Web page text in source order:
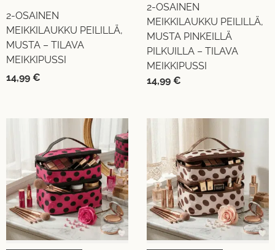
2-OSAINEN
MEIKKILAUKKU PEILILLÄ,
MUSTA – TILAVA
MEIKKIPUSSI
14,99 €
2-OSAINEN
MEIKKILAUKKU PEILILLÄ,
MUSTA PINKEILLÄ
PILKUILLA – TILAVA
MEIKKIPUSSI
14,99 €